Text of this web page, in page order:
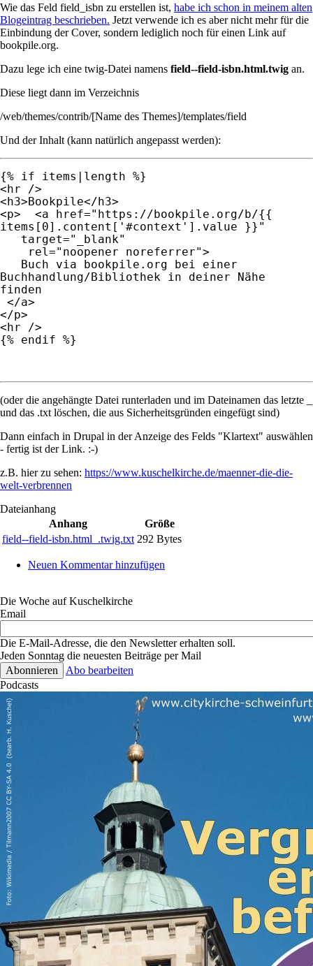
Wie das Feld field_isbn zu erstellen ist, habe ich schon in meinem alten
Blogeintrag beschrieben. Jetzt verwende ich es aber nicht mehr für die
Einbindung der Cover, sondern lediglich noch für einen Link auf
bookpile.org.
Dazu lege ich eine twig-Datei namens field--field-isbn.html.twig an.
Diese liegt dann im Verzeichnis
/web/themes/contrib/[Name des Themes]/templates/field
Und der Inhalt (kann natürlich angepasst werden):
{% if items|length %}
<hr />
<h3>Bookpile</h3>
<p> <a href="https://bookpile.org/b/{{
items[0].content['#context'].value }}"
target="_blank"
rel="noopener noreferrer">
Buch via bookpile.org bei einer
Buchhandlung/Bibliothek in deiner Nähe
finden
</a>
</p>
<hr />
{% endif %}
(oder die angehängte Datei runterladen und im Dateinamen das letzte _
und das .txt löschen, die aus Sicherheitsgründen eingefügt sind)
Dann einfach in Drupal in der Anzeige des Felds "Klartext" auswählen
- fertig ist der Link. :-)
z.B. hier zu sehen: https://www.kuschelkirche.de/maenner-die-die-
welt-verbrennen
Dateianhang
Anhang
Größe
field--field-isbn.html_.twig.txt 292 Bytes
Neuen Kommentar hinzufügen
Die Woche auf Kuschelkirche
Email
Die E-Mail-Adresse, die den Newsletter erhalten soll.
Jeden Sonntag die neuesten Beiträge per Mail
Abo bearbeiten
Podcasts